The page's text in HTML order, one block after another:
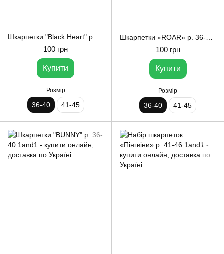
100 грн
Купити
Розмір
36-40 41-45
100 грн
Купити
Розмір
36-40 41-45